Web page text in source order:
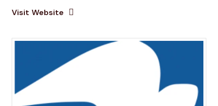
Visit Website Opens New Window